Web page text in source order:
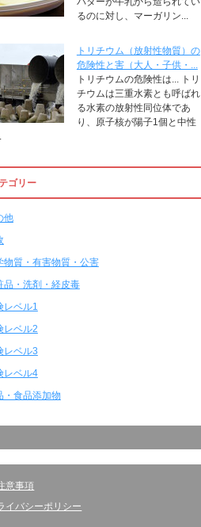
るのに対し、マーガリン...
トリチウム（放射性物質）の
危険性と害（大人・子供・...
トリチウムの危険性は... トリ
チウムは三重水素とも呼ばれ
る水素の放射性同位体であ
り、原子核が陽子1個と中性
ゴリー
他
物質・有害物質・公害
品・洗剤・経皮毒
レベル1
レベル2
レベル3
レベル4
・食品添加物
意事項
イバシーポリシー